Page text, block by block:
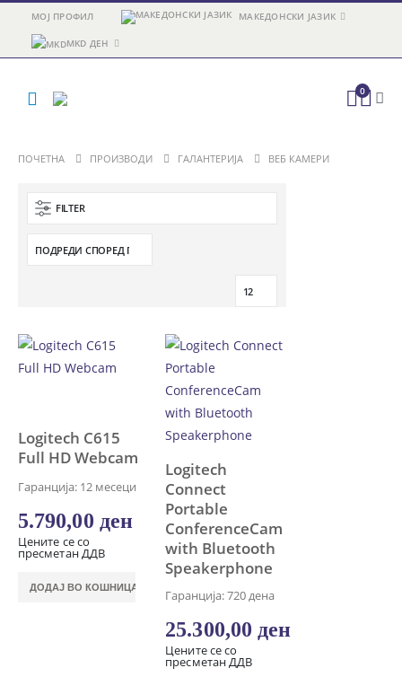
МОЈ ПРОФИЛ МАКЕДОНСКИ ЈАЗИК
MKD ДЕН
0
ПОЧЕТНА ПРОИЗВОДИ ГАЛАНТЕРИЈА ВЕБ КАМЕРИ
FILTER
Logitech C615
Full HD Webcam
Гаранција: 12 месеци
5.790,00 ден
Цените се со
пресметан ДДВ
ДОДАЈ ВО КОШНИЦА
Logitech
Connect
Portable
ConferenceCam
with Bluetooth
Speakerphone
Гаранција: 720 дена
25.300,00 ден
Цените се со
пресметан ДДВ